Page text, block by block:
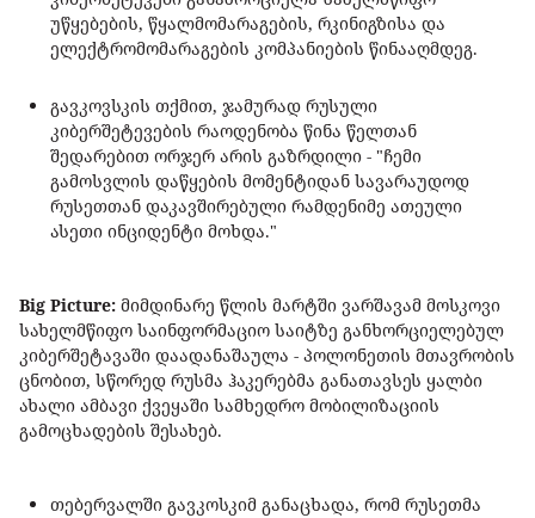
უწყებების, წყალმომარაგების, რკინიგზისა და
ელექტრომომარაგების კომპანიების წინააღმდეგ.
გავკოვსკის თქმით, ჯამურად რუსული
კიბერშეტევების რაოდენობა წინა წელთან
შედარებით ორჯერ არის გაზრდილი - "ჩემი
გამოსვლის დაწყების მომენტიდან სავარაუდოდ
რუსეთთან დაკავშირებული რამდენიმე ათეული
ასეთი ინციდენტი მოხდა."
Big Picture: მიმდინარე წლის მარტში ვარშავამ მოსკოვი
სახელმწიფო საინფორმაციო საიტზე განხორციელებულ
კიბერშეტავაში დაადანაშაულა - პოლონეთის მთავრობის
ცნობით, სწორედ რუსმა ჰაკერებმა განათავსეს ყალბი
ახალი ამბავი ქვეყაში სამხედრო მობილიზაციის
გამოცხადების შესახებ.
თებერვალში გავკოსკიმ განაცხადა, რომ რუსეთმა